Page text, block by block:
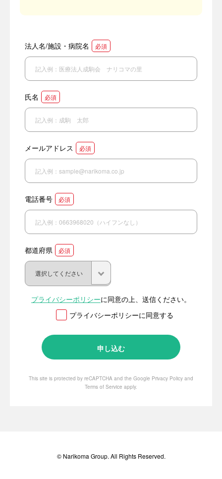
法人名/施設・病院名 必須
氏名 必須
メールアドレス 必須
電話番号 必須
都道府県 必須
プライバシーポリシーに同意の上、送信ください。
プライバシーポリシーに同意する
This site is protected by reCAPTCHA and the Google Privacy Policy and
Terms of Service apply.
© Narikoma Group. All Rights Reserved.